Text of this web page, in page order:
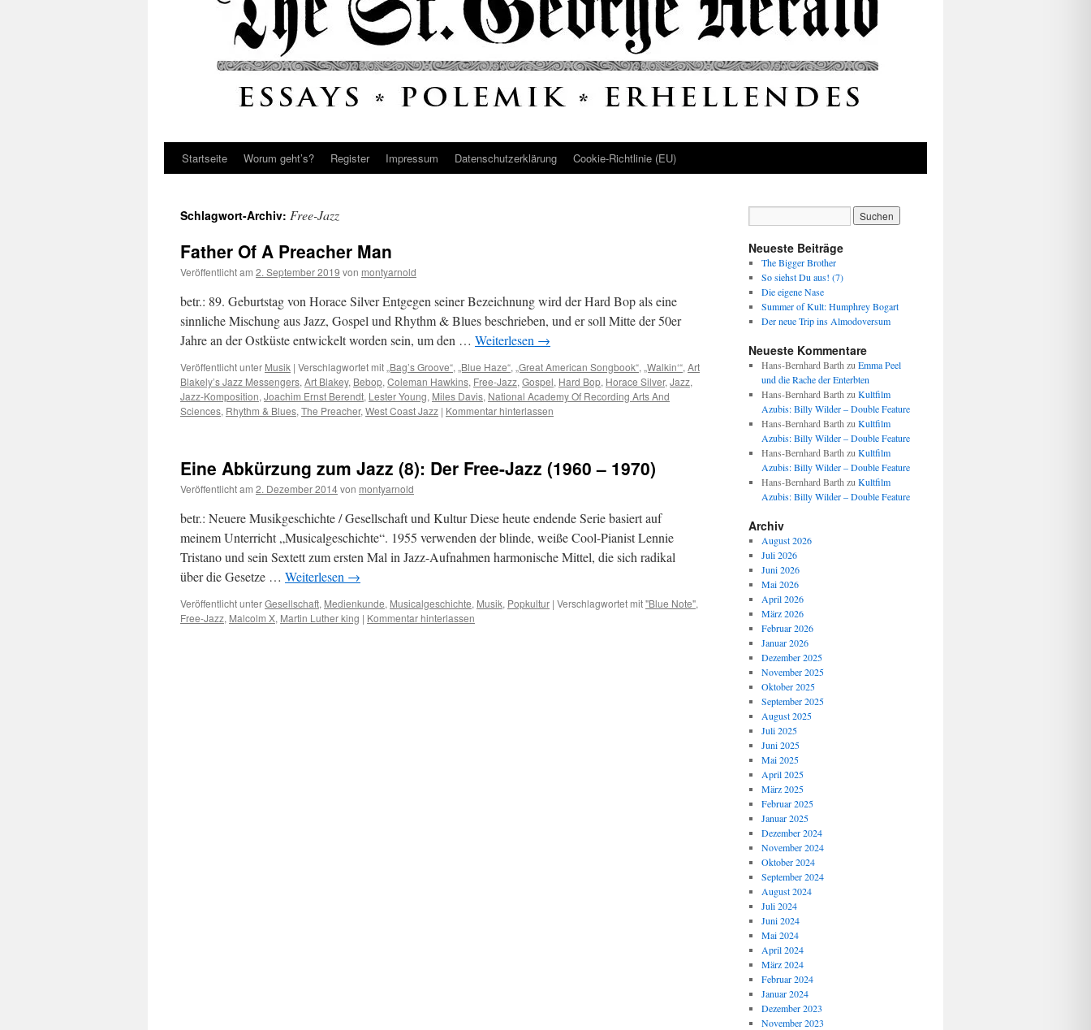
Startseite Worum geht’s? Register Impressum Datenschutz­erklärung Cookie-Richtlinie (EU)
Schlagwort-Archiv: Free-Jazz
Father Of A Preacher Man
Veröffentlicht am 2. September 2019 von montyarnold
betr.: 89. Geburtstag von Horace Silver Entgegen seiner Bezeichnung wird der Hard Bop als eine
sinnliche Mischung aus Jazz, Gospel und Rhythm & Blues beschrieben, und er soll Mitte der 50er
Jahre an der Ostküste entwickelt worden sein, um den … Weiterlesen →
Veröffentlicht unter Musik | Verschlagwortet mit „Bag’s Groove“, „Blue Haze“, „Great American Songbook“, „Walkin‘“, Art
Blakely’s Jazz Messengers, Art Blakey, Bebop, Coleman Hawkins, Free-Jazz, Gospel, Hard Bop, Horace Silver, Jazz,
Jazz-Komposition, Joachim Ernst Berendt, Lester Young, Miles Davis, National Academy Of Recording Arts And
Sciences, Rhythm & Blues, The Preacher, West Coast Jazz | Kommentar hinterlassen
Eine Abkürzung zum Jazz (8): Der Free-Jazz (1960 – 1970)
Veröffentlicht am 2. Dezember 2014von montyarnold
betr.: Neuere Musikgeschichte / Gesellschaft und Kultur Diese heute endende Serie basiert auf
meinem Unterricht „Musicalgeschichte“. 1955 verwenden der blinde, weiße Cool-Pianist Lennie
Tristano und sein Sextett zum ersten Mal in Jazz-Aufnahmen harmonische Mittel, die sich radikal
über die Gesetze … Weiterlesen →
Veröffentlicht unterGesellschaft, Medienkunde, Musicalgeschichte, Musik, Popkultur | Verschlagwortet mit"Blue Note",
Free-Jazz, Malcolm X, Martin Luther king | Kommentar hinterlassen
Neueste Beiträge
The Bigger Brother
So siehst Du aus! (7)
Die eigene Nase
Summer of Kult: Humphrey Bogart
Der neue Trip ins Almodoversum
Neueste Kommentare
Hans-Bernhard Barth zu Emma Peel
und die Rache der Enterbten
Hans-Bernhard Barth zu Kultfilm
Azubis: Billy Wilder – Double Feature
Hans-Bernhard Barth zu Kultfilm
Azubis: Billy Wilder – Double Feature
Hans-Bernhard Barth zu Kultfilm
Azubis: Billy Wilder – Double Feature
Hans-Bernhard Barth zu Kultfilm
Azubis: Billy Wilder – Double Feature
Archiv
August 2026
Juli 2026
Juni 2026
Mai 2026
April 2026
März 2026
Februar 2026
Januar 2026
Dezember 2025
November 2025
Oktober 2025
September 2025
August 2025
Juli 2025
Juni 2025
Mai 2025
April 2025
März 2025
Februar 2025
Januar 2025
Dezember 2024
November 2024
Oktober 2024
September 2024
August 2024
Juli 2024
Juni 2024
Mai 2024
April 2024
März 2024
Februar 2024
Januar 2024
Dezember 2023
November 2023